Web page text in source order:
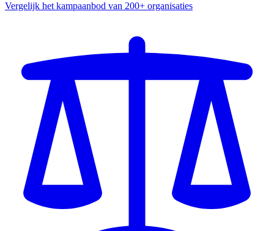
Vergelijk het kampaanbod van 200+ organisaties